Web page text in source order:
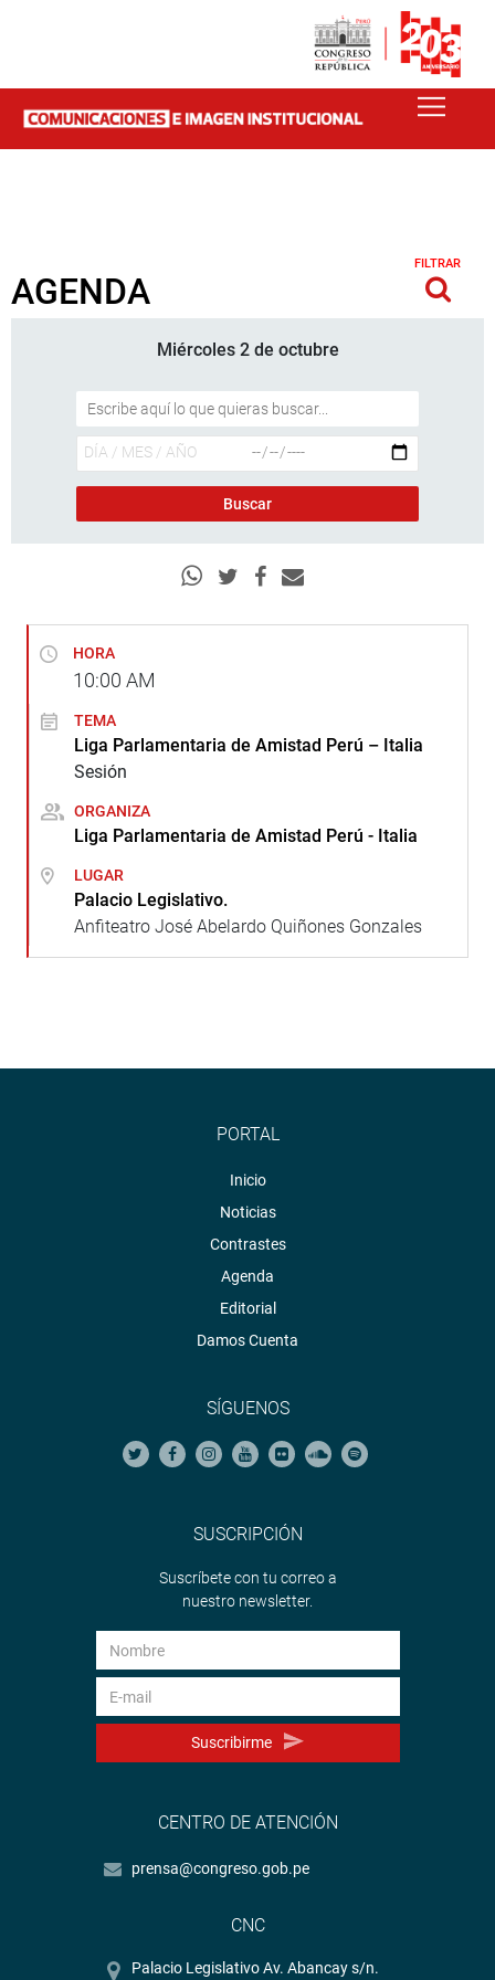
AGENDA
FILTRAR
Miércoles 2 de octubre
HORA
10:00 AM
TEMA
Liga Parlamentaria de Amistad Perú – Italia
Sesión
ORGANIZA
Liga Parlamentaria de Amistad Perú - Italia
LUGAR
Palacio Legislativo.
Anfiteatro José Abelardo Quiñones Gonzales
PORTAL
Inicio
Noticias
Contrastes
Agenda
Editorial
Damos Cuenta
SÍGUENOS
SUSCRIPCIÓN
Suscríbete con tu correo a
nuestro newsletter.
Suscribirme
CENTRO DE ATENCIÓN
prensa@congreso.gob.pe
CNC
Palacio Legislativo Av. Abancay s/n.